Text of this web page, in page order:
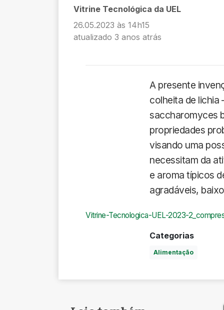
Vitrine Tecnológica da UEL
26.05.2023 às 14h15
atualizado 3 anos atrás
A presente
colheita de lichia
saccharomyces
propriedades
visando uma
necessitam da
e aroma típicos
agradáveis,
Vitrine-Tecnologica-UEL-2023-
Categorias
Alimentação